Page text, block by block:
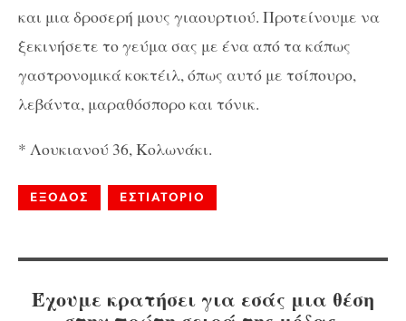
και μια δροσερή μους γιαουρτιού. Προτείνουμε να
ξεκινήσετε το γεύμα σας με ένα από τα κάπως
γαστρονομικά κοκτέιλ, όπως αυτό με τσίπουρο,
λεβάντα, μαραθόσπορο και τόνικ.
* Λουκιανού 36, Κολωνάκι.
ΕΞΟΔΟΣ ΕΣΤΙΑΤΟΡΙΟ
Έχουμε κρατήσει για εσάς μια θέση